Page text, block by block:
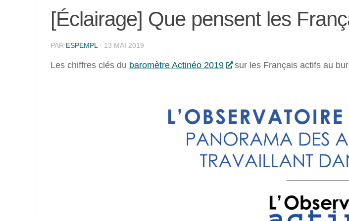
[Éclairage] Que pensent les
PAR ESPEMPL · 13 MAI 2019
Les chiffres clés du baromètre Actinéo 2019 sur les Français actifs au